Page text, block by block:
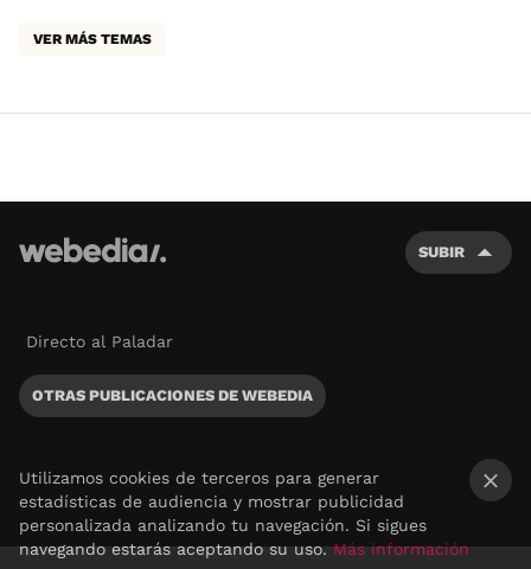
VER MÁS TEMAS
SUBIR
Directo al Paladar
OTRAS PUBLICACIONES DE WEBEDIA
Utilizamos cookies de terceros para generar
estadísticas de audiencia y mostrar publicidad
personalizada analizando tu navegación. Si sigues
navegando estarás aceptando su uso.Más información